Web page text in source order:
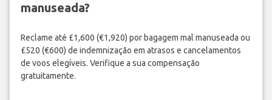
manuseada?
Reclame até £1,600 (€1,920) por bagagem mal manuseada ou
£520 (€600) de indemnização em atrasos e cancelamentos
de voos elegíveis. Verifique a sua compensação
gratuitamente.